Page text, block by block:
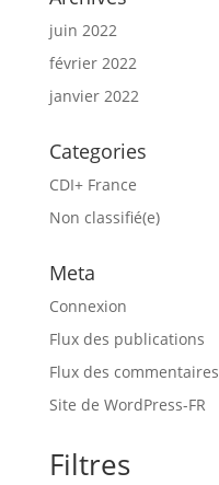
juin 2022
février 2022
janvier 2022
Categories
CDI+ France
Non classifié(e)
Meta
Connexion
Flux des publications
Flux des commentaires
Site de WordPress-FR
Filtres